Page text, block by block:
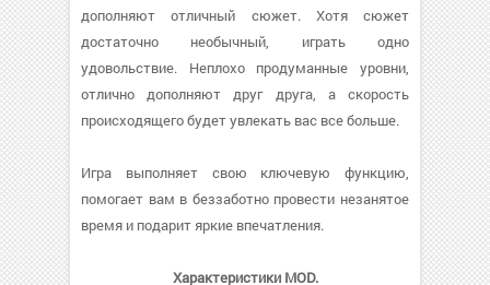
дополняют отличный сюжет. Хотя сюжет
достаточно необычный, играть одно
удовольствие. Неплохо продуманные уровни,
отлично дополняют друг друга, а скорость
происходящего будет увлекать вас все больше.
Игра выполняет свою ключевую функцию,
помогает вам в беззаботно провести незанятое
время и подарит яркие впечатления.
Характеристики MOD.